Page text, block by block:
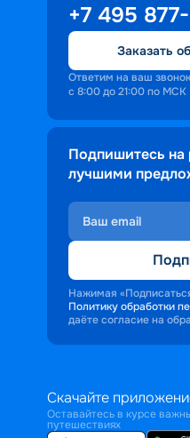
+7 495
Заказать
Ответим на ваш
с 8:00 до 21:00 по МСК
Подпишитесь на
лучшими
Нажимая
Политику обработки
даёте согласие на
Скачайте
Оставайтесь в курсе
путешествиях